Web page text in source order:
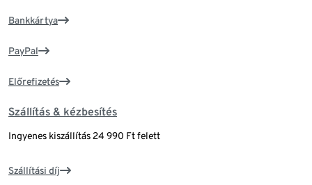
Bankkártya
PayPal
Előrefizetés
Szállítás & kézbesítés
Ingyenes kiszállítás 24 990 Ft felett
Szállítási díj